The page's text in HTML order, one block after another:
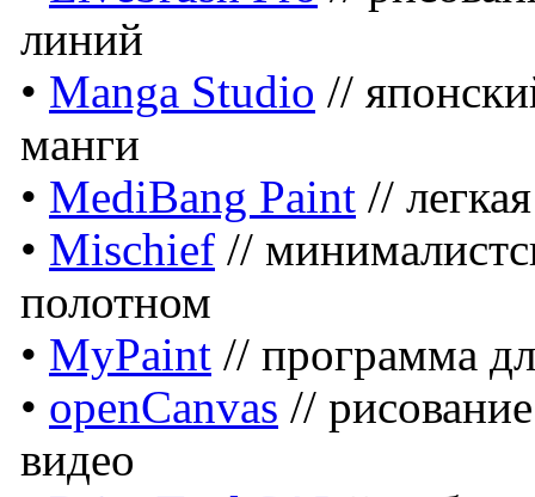
линий
• Manga Studio //
манги
• MediBang Paint //
• Mischief //
полотном
• MyPaint // программа
• openCanvas //
видео